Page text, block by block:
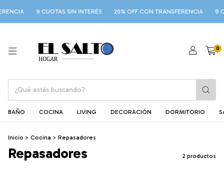
9 CUOTAS SIN INTERÉS 20% OFF CON TRANSFERENCIA 9
0
BAÑO COCINA LIVING DECORACIÓN DORMITORIO
Inicio > Cocina > Repasadores
Repasadores 2 productos